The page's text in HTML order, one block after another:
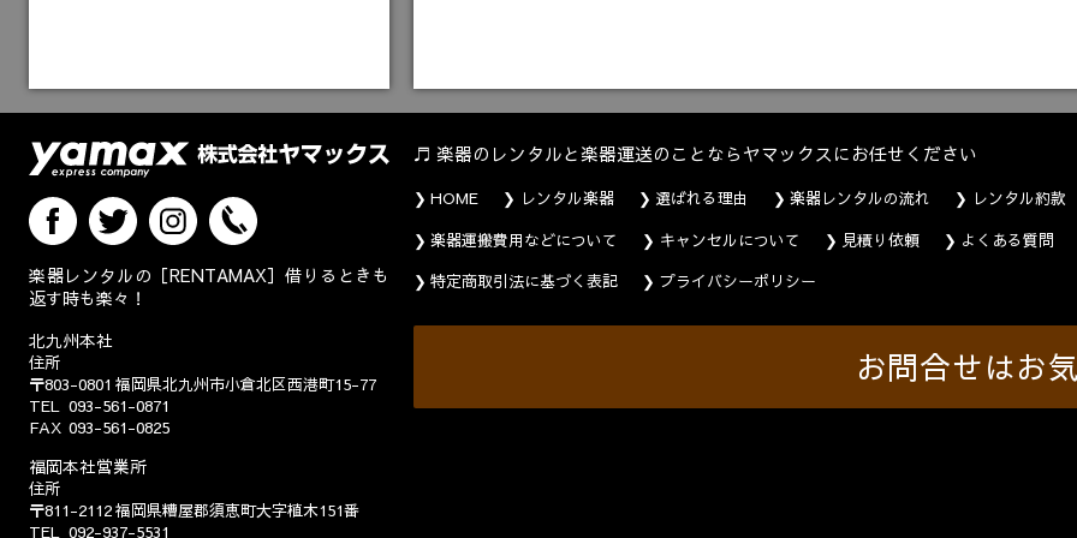
楽器レンタルの［RENTAMAX］借りるときも
返す時も楽々！
北九州本社
住所
〒803-0801 福岡県北九州市小倉北区西港町15-77
TEL
093-561-0871
FAX 093-561-0825
福岡本社営業所
住所
〒811-2112福岡県糟屋郡須恵町大字植木151番
TEL 092-937-5531
楽器のレンタルと楽器運送のことならヤマックスにお任せください
HOME レンタル楽器 選ばれる理由 楽器レンタルの流れ
レンタル約款
楽器運搬費用などについて
キャンセルについて 見積り依頼
よくある質問
特定商取引法に基づく表記
プライバシーポリシー
お問合せはお